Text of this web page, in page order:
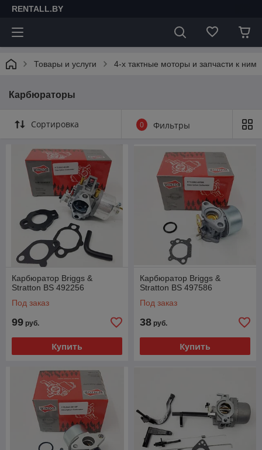
RENTALL.BY
Товары и услуги 4-х тактные моторы и запчасти к ним
Карбюраторы
Сортировка 0 Фильтры
Карбюратор Briggs &
Stratton BS 492256
Под заказ
99 руб.
Купить
Карбюратор Briggs &
Stratton BS 497586
Под заказ
38 руб.
Купить